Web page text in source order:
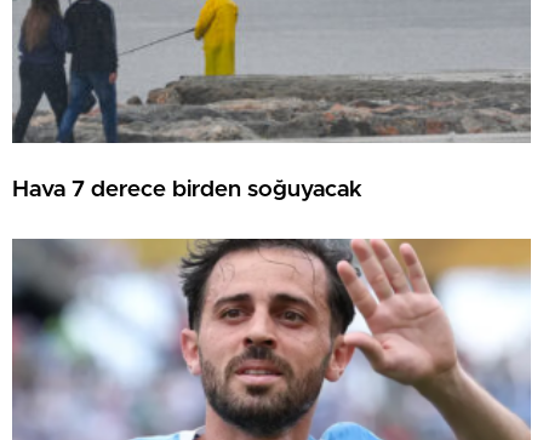
Hava 7 derece birden soğuyacak